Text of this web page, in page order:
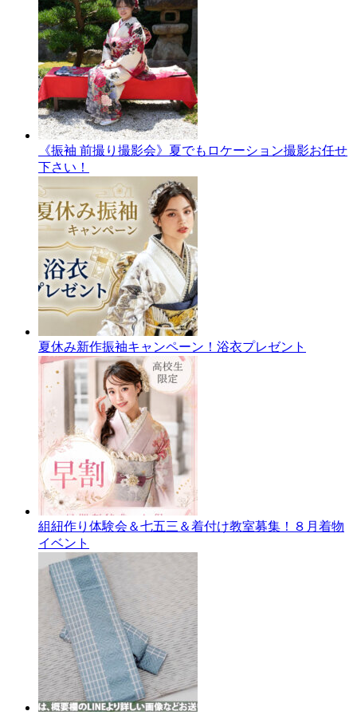
《振袖 前撮り撮影会》夏でもロケーション撮影お任せ
下さい！
夏休み新作振袖キャンペーン！浴衣プレゼント
組紐作り体験会＆七五三＆着付け教室募集！８月着物
イベント